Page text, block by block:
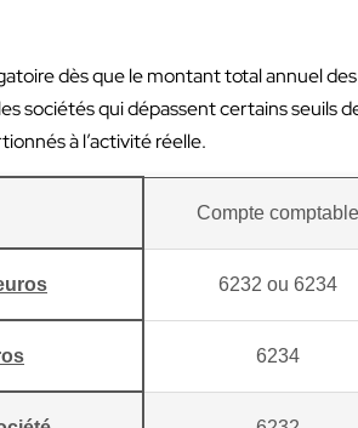
dès que le montant total annuel
sociétés qui dépassent certains seuils
à l’activité réelle.
Compte comptable
6232 ou 6234
6234